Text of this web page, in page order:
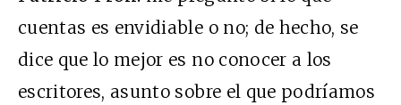
cuentas es envidiable o no; de hecho, se
dice que lo mejor es no conocer a los
escritores, asunto sobre el que podríamos